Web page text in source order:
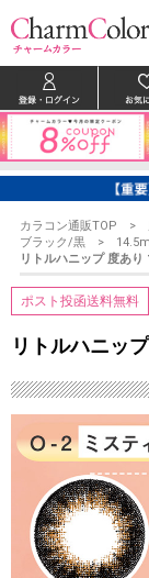
カラコン通販TOP
ブラック/黒
リトルハニップ 度あ
ポスト投函送料無料
リトルハニッ